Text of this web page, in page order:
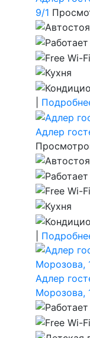
9/1
Адлер
Адлер
Морозова,